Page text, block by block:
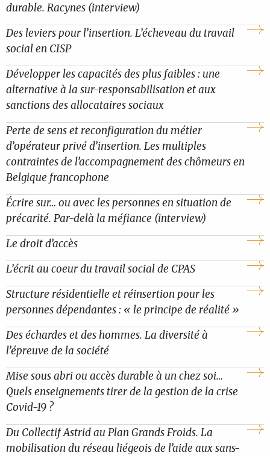
durable. Racynes (interview)
Des leviers pour l’insertion. L’écheveau du travail
social en CISP
Développer les capacités des plus faibles : une
alternative à la sur-responsabilisation et aux
sanctions des allocataires sociaux
Perte de sens et reconfiguration du métier
d’opérateur privé d’insertion. Les multiples
contraintes de l’accompagnement des chômeurs en
Belgique francophone
Écrire sur… ou avec les personnes en situation de
précarité. Par-delà la méfiance (interview)
Le droit d’accès
L’écrit au coeur du travail social de CPAS
Structure résidentielle et réinsertion pour les
personnes dépendantes : « le principe de réalité »
Des échardes et des hommes. La diversité à
l’épreuve de la société
Mise sous abri ou accès durable à un chez soi…
Quels enseignements tirer de la gestion de la crise
Covid-19 ?
Du Collectif Astrid au Plan Grands Froids. La
mobilisation du réseau liégeois de l’aide aux sans-